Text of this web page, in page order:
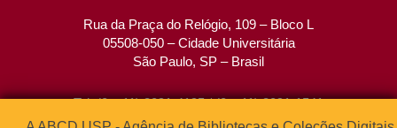
Rua da Praça do Relógio, 109 – Bloco L
05508-050 – Cidade Universitária
São Paulo, SP – Brasil
Tel: (0xx11) 3091-4195 / (0xx11) 3091-1541
Fax: (0xx11) 3091-1567